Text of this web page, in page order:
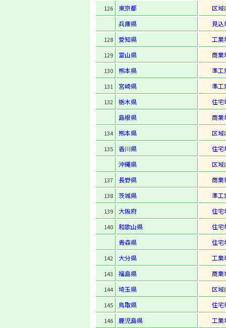
126 東京都
区域
兵庫県
見込
128 愛知県 工業
129 富山県 商業
130 熊本県 準工
131 宮崎県 準工
132 栃木県
住宅
島根県
商業
134 熊本県 区域
135 香川県
住宅
沖縄県
区域
137 長野県 商業
138 茨城県 準工
139 大阪府 住宅
140 和歌山県
住宅
青森県
住宅
142 大分県 工業
143 福島県 商業
144 埼玉県 区域
145 鳥取県 住宅
146 鹿児島県 工業